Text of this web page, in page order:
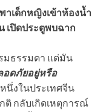
าเด็กหญิงเข้าห้องน้ำ
เปิดประตูพบฉาก
มธรรมดา แต่มัน
อดภัยอยู่หรือ
นึ่งในประเทศจีน
ติ กลับเกิดเหตุการณ์